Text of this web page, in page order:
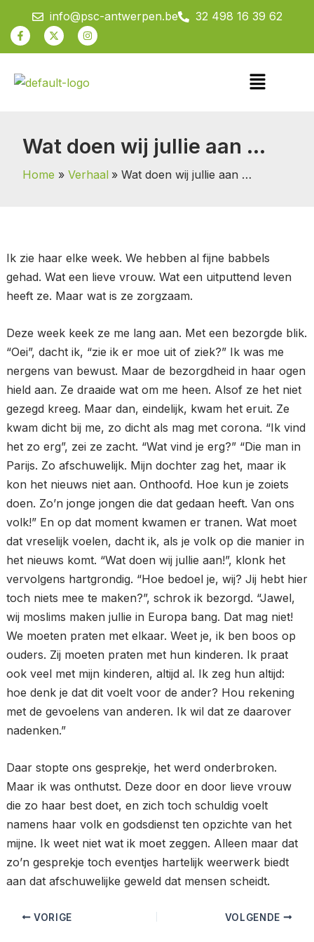
naar
info@psc-antwerpen.be 32 498 16 39 62
Facebook-
f
X-
twitter
Instagram
Menu
Wat doen wij jullie aan …
Home Verhaal Wat doen wij jullie aan …
Ik zie haar elke week. We hebben al fijne babbels
gehad. Wat een lieve vrouw. Wat een uitputtend leven
heeft ze. Maar wat is ze zorgzaam.
Deze week keek ze me lang aan. Met een bezorgde blik.
“Oei”, dacht ik, “zie ik er moe uit of ziek?” Ik was me
nergens van bewust. Maar de bezorgdheid in haar ogen
hield aan. Ze draaide wat om me heen. Alsof ze het niet
gezegd kreeg. Maar dan, eindelijk, kwam het eruit. Ze
kwam dicht bij me, zo dicht als mag met corona. “Ik vind
het zo erg”, zei ze zacht. “Wat vind je erg?” “Die man in
Parijs. Zo afschuwelijk. Mijn dochter zag het, maar ik
kon het nieuws niet aan. Onthoofd. Hoe kun je zoiets
doen. Zo’n jonge jongen die dat gedaan heeft. Van ons
volk!” En op dat moment kwamen er tranen. Wat moet
dat vreselijk voelen, dacht ik, als je volk op die manier in
het nieuws komt. “Wat doen wij jullie aan!”, klonk het
vervolgens hartgrondig. “Hoe bedoel je, wij? Jij hebt hier
toch niets mee te maken?”, schrok ik bezorgd. “Jawel,
wij moslims maken jullie in Europa bang. Dat mag niet!
We moeten praten met elkaar. Weet je, ik ben boos op
ouders. Zij moeten praten met hun kinderen. Ik praat
ook veel met mijn kinderen, altijd al. Ik zeg hun altijd:
hoe denk je dat dit voelt voor de ander? Hou rekening
met de gevoelens van anderen. Ik wil dat ze daarover
nadenken.”
Daar stopte ons gesprekje, het werd onderbroken.
Maar ik was onthutst. Deze door en door lieve vrouw
die zo haar best doet, en zich toch schuldig voelt
namens haar volk en godsdienst ten opzichte van het
mijne. Ik weet niet wat ik moet zeggen. Alleen maar dat
zo’n gesprekje toch eventjes hartelijk weerwerk biedt
aan dat afschuwelijke geweld dat mensen scheidt.
VORIGE VOLGENDE